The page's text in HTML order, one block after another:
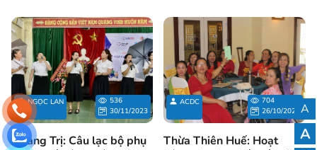
Quảng Nam, Trung tâm Y tế
huyện Núi Thành tổ chức trong
ngày 13 - 14/01/2024. Hoạt
động nhằm nâng cao khả năng
tiếp cận các dịch vụ chăm sóc
sức khỏe cho phụ nữ khuyết tật,
phát hiện sớm các bệnh lý, đặc
biệt là các vấn đề liên quan đến
sức khỏe sinh sản để điều trị kịp
qua. Hoạt động do Viện ACDC
phối hợp với Ban Ban điều phối
dự án và các cơ quan ban ngành
địa phương tổ chức thực hiện.
NGỌC LAN
536
30/11/2023
Quảng Trị: Câu lạc bộ phụ
ACDC
704
26/10/2023
Thừa Thiên Huế: Hoạt
A
A